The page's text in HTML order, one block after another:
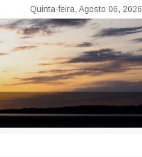
Quinta-feira, Agosto 06, 2026